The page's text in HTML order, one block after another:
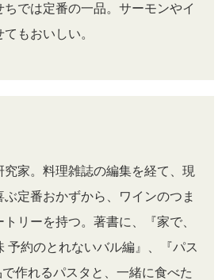
では定番の一品。サーモンやイ
もおいしい。
家。料理雑誌の編集を経て、現
定番おかずから、ワインのつま
リーを持つ。著書に、『家で、
予約のとれないバル編』、『パス
作れるパスタと、一緒に食べた